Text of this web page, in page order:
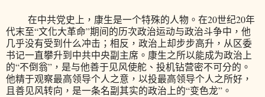
在中共党史上，康生是一个特殊的人物。在20世纪20年
代末至“文化大革命”期间的历次政治运动与政治斗争中，他
几乎没有受到什么冲击；相反，政治上却步步高升，从区委
书记一直攀升到中共中央副主席。康生之所以能成为政治上
的“不倒翁”，是与他善于见风使舵、投机钻营密不可分的。
他精于观察最高领导个人之意，以投最高领导个人之所好，
且善见风转向，是一条名副其实的政治上的“变色龙”。